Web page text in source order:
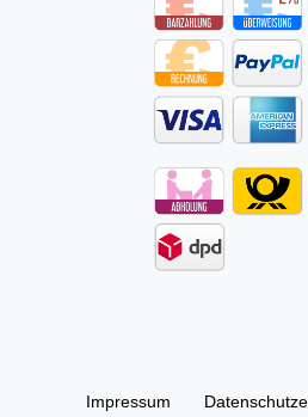
Impressum